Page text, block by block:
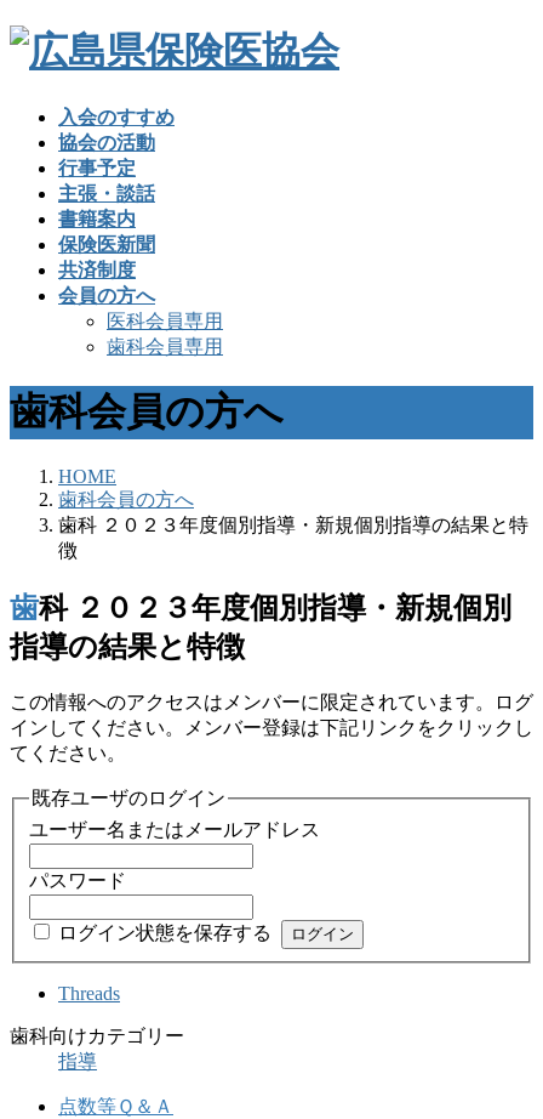
入会のすすめ
協会の活動
行事予定
主張・談話
書籍案内
保険医新聞
共済制度
会員の方へ
医科会員専用
歯科会員専用
歯科会員の方へ
HOME
歯科会員の方へ
歯科 ２０２３年度個別指導・新規個別指導の結果と特
徴
歯科 ２０２３年度個別指導・新規個別
指導の結果と特徴
この情報へのアクセスはメンバーに限定されています。ログ
インしてください。メンバー登録は下記リンクをクリックし
てください。
既存ユーザのログイン
ユーザー名またはメールアドレス
パスワード
ログイン状態を保存する
Threads
歯科向けカテゴリー
指導
点数等Ｑ＆Ａ